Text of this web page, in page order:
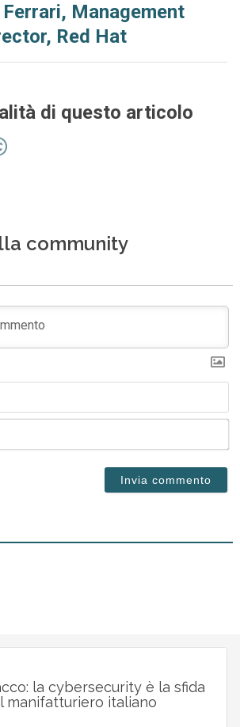
Management
Red Hat
di questo articolo
community
la cybersecurity è la sfida
manifatturiero italiano